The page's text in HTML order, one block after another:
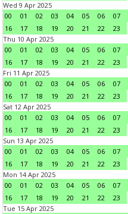
Wed 9 Apr 2025
00
01 02 03 04 05 06 07
16
17 18 19 20 21 22
23
Thu 10 Apr 2025
00
01 02 03 04 05 06 07
16
17 18 19 20 21 22
23
Fri 11 Apr 2025
00
01 02 03 04 05 06 07
16
17 18 19 20 21 22
23
Sat 12 Apr 2025
00
01 02 03 04 05 06 07
16
17 18 19 20 21 22
23
Sun 13 Apr 2025
00
01 02 03 04 05 06 07
16
17 18 19 20 21 22
23
Mon 14 Apr 2025
00
01 02 03 04 05 06 07
16
17 18 19 20 21 22
23
Tue 15 Apr 2025